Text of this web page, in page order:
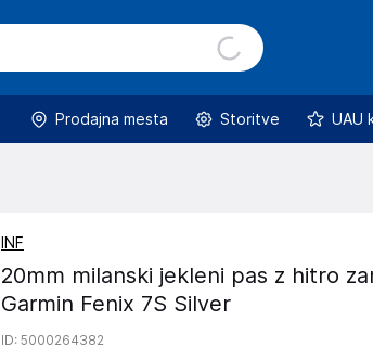
Prodajna mesta Storitve UAU
INF
20mm milanski jekleni pas z hitro
Garmin Fenix 7S Silver
ID: 5000264382